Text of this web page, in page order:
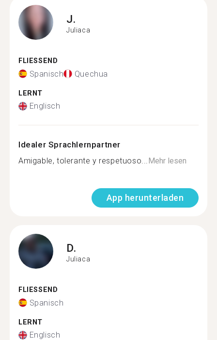
J.
Juliaca
FLIESSEND
Spanisch Quechua
LERNT
Englisch
Idealer Sprachlernpartner
Amigable, tolerante y respetuoso...Mehr lesen
App herunterladen
D.
Juliaca
FLIESSEND
Spanisch
LERNT
Englisch